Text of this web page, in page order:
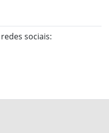
sociais: